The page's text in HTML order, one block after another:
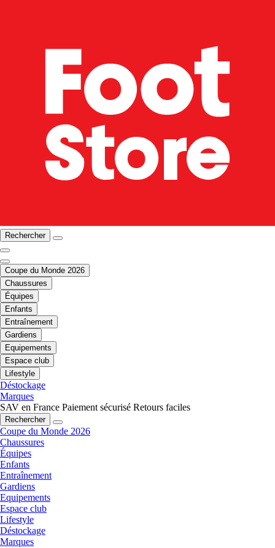
Rechercher
Coupe du Monde 2026
Chaussures
Équipes
Enfants
Entraînement
Gardiens
Equipements
Espace club
Lifestyle
Déstockage
Marques
SAV en France Paiement sécurisé Retours faciles
Rechercher
Coupe du Monde 2026
Chaussures
Équipes
Enfants
Entraînement
Gardiens
Equipements
Espace club
Lifestyle
Déstockage
Marques